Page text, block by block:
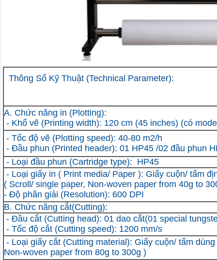
Thông Số Kỹ Thuật (Technical Parameter):
A. Chức năng in (Plotting):
- Khổ vẽ (Printing width): 120 cm (45 inches) (có
- Tốc độ vẽ (Plotting speed): 40-80 m2/h
- Đầu phun (Printed header): 01 HP45 /02 đầu phun
- Loại đầu phun (Cartridge type): HP45
- Loại giấy in ( Print media/ Paper ): Giấy cuộn/ tấm
( Scroll/ single paper, Non-woven paper from 40g to
- Độ phân giải (Resolution): 600 DPI
B. Chức năng cắt(Cutting):
- Đầu cắt (Cutting head): 01 dao cắt(01 special
- Tốc độ cắt (Cutting speed): 1200 mm/s
- Loại giấy cắt (Cutting material): Giấy cuộn/ tấm
Non-woven paper from 80g to 300g )